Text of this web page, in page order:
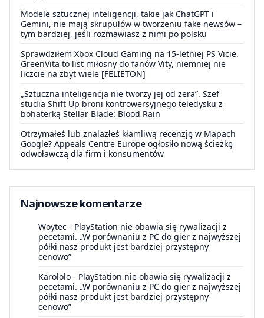
Modele sztucznej inteligencji, takie jak ChatGPT i
Gemini, nie mają skrupułów w tworzeniu fake newsów –
tym bardziej, jeśli rozmawiasz z nimi po polsku
Sprawdziłem Xbox Cloud Gaming na 15-letniej PS Vicie.
GreenVita to list miłosny do fanów Vity, niemniej nie
liczcie na zbyt wiele [FELIETON]
„Sztuczna inteligencja nie tworzy jej od zera”. Szef
studia Shift Up broni kontrowersyjnego teledysku z
bohaterką Stellar Blade: Blood Rain
Otrzymałeś lub znalazłeś kłamliwą recenzję w Mapach
Google? Appeals Centre Europe ogłosiło nową ścieżkę
odwoławczą dla firm i konsumentów
Najnowsze komentarze
Woytec - PlayStation nie obawia się rywalizacji z
pecetami. „W porównaniu z PC do gier z najwyższej
półki nasz produkt jest bardziej przystępny
cenowo”
Karololo - PlayStation nie obawia się rywalizacji z
pecetami. „W porównaniu z PC do gier z najwyższej
półki nasz produkt jest bardziej przystępny
cenowo”